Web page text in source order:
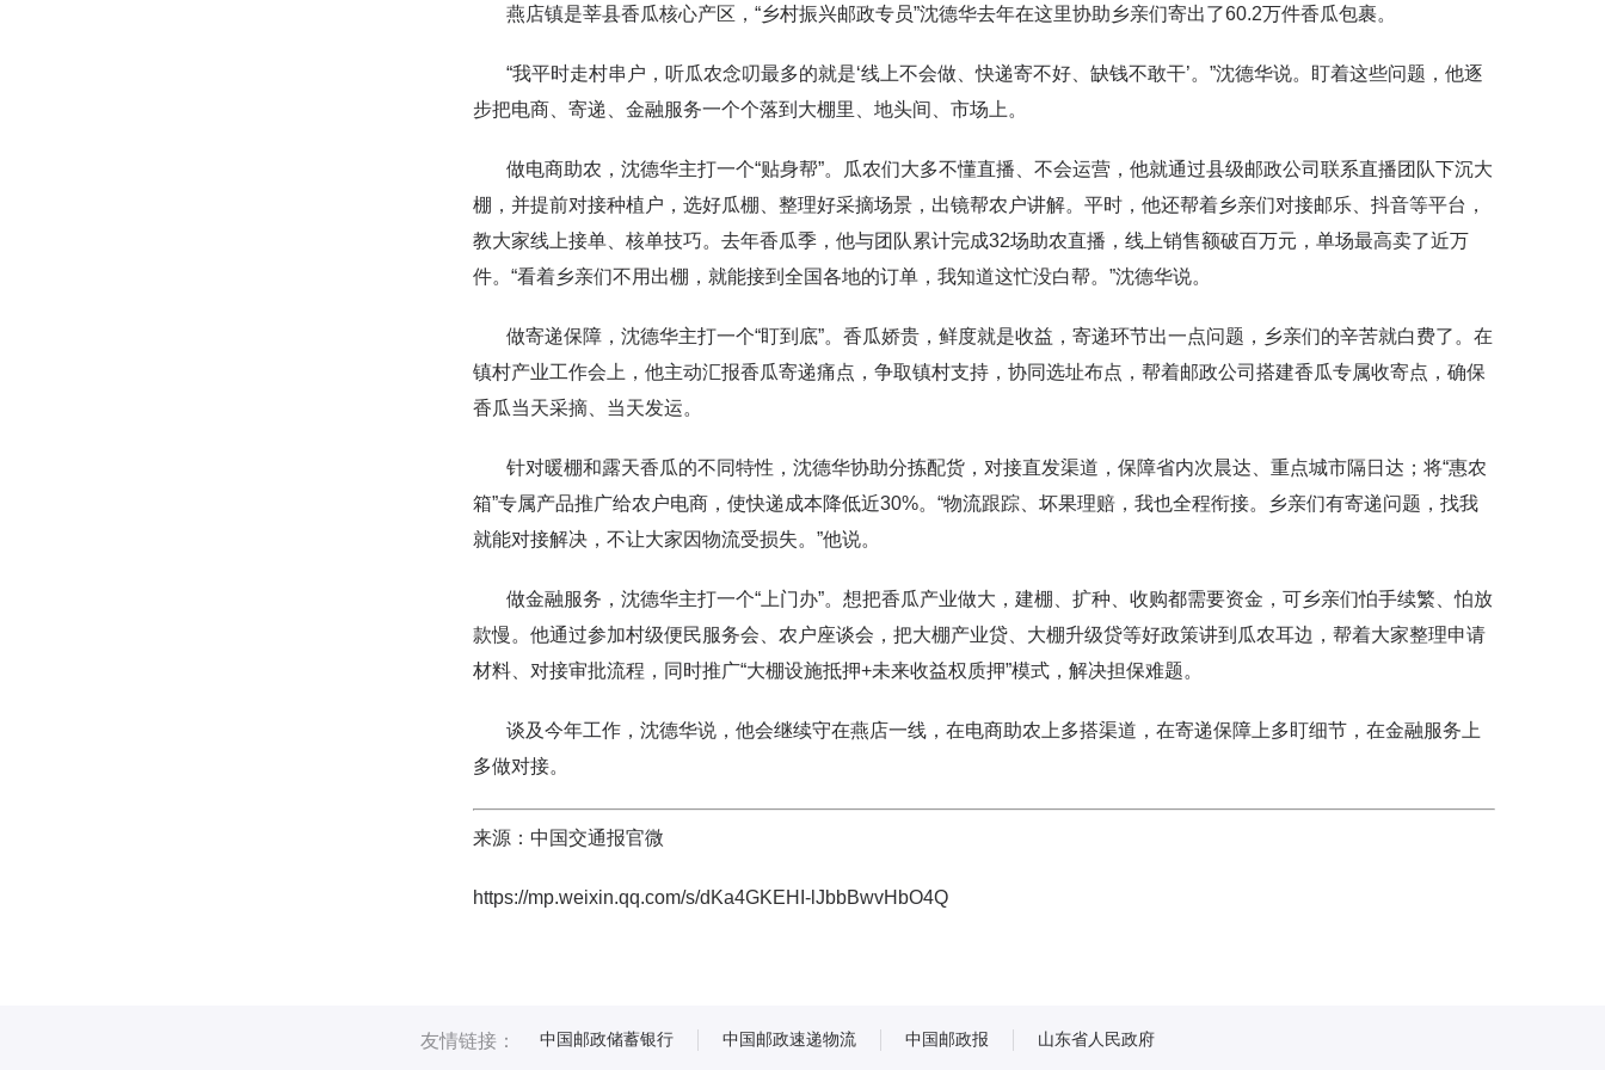
燕店镇是莘县香瓜核心产区，“乡村振兴邮政专员”沈德华去年在这里协助乡亲们寄出了60.2万件香瓜包裹。
“我平时走村串户，听瓜农念叨最多的就是‘线上不会做、快递寄不好、缺钱不敢干’。”沈德华说。盯着这些问题，他逐
步把电商、寄递、金融服务一个个落到大棚里、地头间、市场上。
做电商助农，沈德华主打一个“贴身帮”。瓜农们大多不懂直播、不会运营，他就通过县级邮政公司联系直播团队下沉大
棚，并提前对接种植户，选好瓜棚、整理好采摘场景，出镜帮农户讲解。平时，他还帮着乡亲们对接邮乐、抖音等平台，
教大家线上接单、核单技巧。去年香瓜季，他与团队累计完成32场助农直播，线上销售额破百万元，单场最高卖了近万
件。“看着乡亲们不用出棚，就能接到全国各地的订单，我知道这忙没白帮。”沈德华说。
做寄递保障，沈德华主打一个“盯到底”。香瓜娇贵，鲜度就是收益，寄递环节出一点问题，乡亲们的辛苦就白费了。在
镇村产业工作会上，他主动汇报香瓜寄递痛点，争取镇村支持，协同选址布点，帮着邮政公司搭建香瓜专属收寄点，确保
香瓜当天采摘、当天发运。
针对暖棚和露天香瓜的不同特性，沈德华协助分拣配货，对接直发渠道，保障省内次晨达、重点城市隔日达；将“惠农
箱”专属产品推广给农户电商，使快递成本降低近30%。“物流跟踪、坏果理赔，我也全程衔接。乡亲们有寄递问题，找我
就能对接解决，不让大家因物流受损失。”他说。
做金融服务，沈德华主打一个“上门办”。想把香瓜产业做大，建棚、扩种、收购都需要资金，可乡亲们怕手续繁、怕放
款慢。他通过参加村级便民服务会、农户座谈会，把大棚产业贷、大棚升级贷等好政策讲到瓜农耳边，帮着大家整理申请
材料、对接审批流程，同时推广“大棚设施抵押+未来收益权质押”模式，解决担保难题。
谈及今年工作，沈德华说，他会继续守在燕店一线，在电商助农上多搭渠道，在寄递保障上多盯细节，在金融服务上
多做对接。
来源：中国交通报官微
https://mp.weixin.qq.com/s/dKa4GKEHI-lJbbBwvHbO4Q
友情链接： 中国邮政储蓄银行 中国邮政速递物流 中国邮政报 山东省人民政府